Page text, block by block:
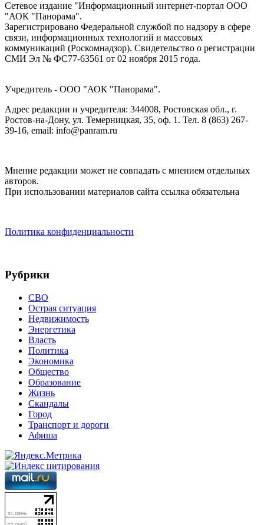
Сетевое издание "Информационный интернет-портал ООО
"АОК "Панорама".
Зарегистрировано Федеральной службой по надзору в сфере
связи, информационных технологий и массовых
коммуникаций (Роскомнадзор). Cвидетельство о регистрации
СМИ Эл № ФС77-63561 от 02 ноября 2015 года.
Учредитель - ООО "АОК "Панорама".
Адрес редакции и учредителя: 344008, Ростовская обл., г.
Ростов-на-Дону, ул. Темерницкая, 35, оф. 1. Тел. 8 (863) 267-
39-16, email: info@panram.ru
Мнение редакции может не совпадать с мнением отдельных
авторов.
При использовании материалов сайта ссылка обязательна
Политика конфиденциальности
Рубрики
СВО
Острая ситуация
Недвижимость
Энергетика
Власть
Политика
Экономика
Общество
Образование
Жизнь
Скандалы
Город
Транспорт и дороги
Афиша